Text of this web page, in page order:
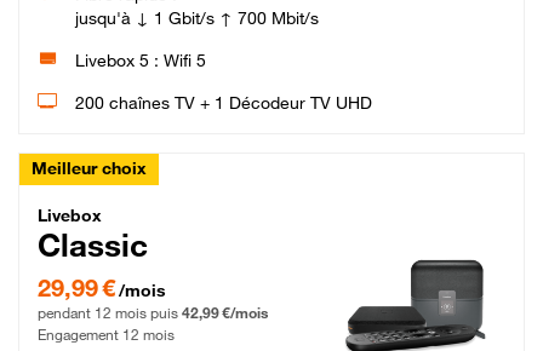
jusqu'à ↓ 1 Gbit/s ↑ 700 Mbit/s
Livebox 5 : Wifi 5
200 chaînes TV + 1 Décodeur TV UHD
Meilleur choix
Livebox Classic Fibre
Livebox
Classic
29,99 € par mois pendant 12 mois puis 42,99 € par mois, Engagement 12 mois
29,99 €/mois
pendant 12 mois puis 42,99 €/mois
Engagement 12 mois